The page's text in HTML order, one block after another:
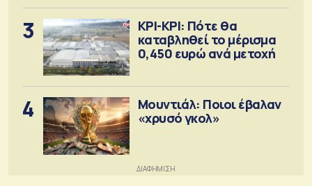
3
ΚΡΙ-ΚΡΙ: Πότε θα
καταβληθεί το μέρισμα
0,450 ευρώ ανά μετοχή
4
Μουντιάλ: Ποιοι έβαλαν
«χρυσό γκολ»